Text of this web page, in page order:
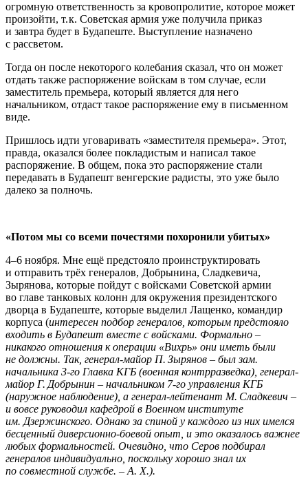
огромную ответственность за кровопролитие, которое может
произойти, т. к. Советская армия уже получила приказ
и завтра будет в Будапеште. Выступление назначено
с рассветом.
Тогда он после некоторого колебания сказал, что он может
отдать также распоряжение войскам в том случае, если
заместитель премьера, который является для него
начальником, отдаст такое распоряжение ему в письменном
виде.
Пришлось идти уговаривать «заместителя премьера». Этот,
правда, оказался более покладистым и написал такое
распоряжение. В общем, пока это распоряжение стали
передавать в Будапешт венгерские радисты, это уже было
далеко за полночь.
«Потом мы со всеми почестями похоронили убитых»
4–6 ноября. Мне ещё предстояло проинструктировать
и отправить трёх генералов, Добрынина, Сладкевича,
Зырянова, которые пойдут с войсками Советской армии
во главе танковых колонн для окружения президентского
дворца в Будапеште, которые выделил Лащенко, командир
корпуса (интересен подбор генералов, которым предстояло
входить в Будапешт вместе с войсками. Формально –
никакого отношения к операции «Вихрь» они иметь были
не должны. Так, генерал-майор П. Зырянов – был зам.
начальника 3-го Главка КГБ (военная контрразведка), генерал-
майор Г. Добрынин – начальником 7-го управления КГБ
(наружное наблюдение), а генерал-лейтенант М. Сладкевич –
и вовсе руководил кафедрой в Военном институте
им. Дзержинского. Однако за спиной у каждого из них имелся
бесценный диверсионно-боевой опыт, и это оказалось важнее
любых формальностей. Очевидно, что Серов подбирал
генералов индивидуально, поскольку хорошо знал их
по совместной службе. – А. Х.).